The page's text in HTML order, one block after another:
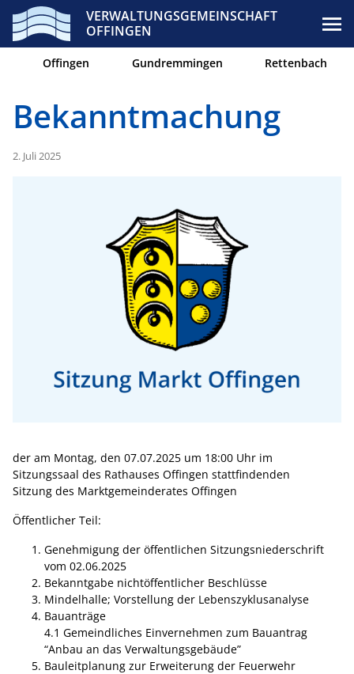
VERWALTUNGSGEMEINSCHAFT
OFFINGEN
Offingen Gundremmingen Rettenbach
Bekanntmachung
2. Juli 2025
der am Montag, den 07.07.2025 um 18:00 Uhr im
Sitzungssaal des Rathauses Offingen stattfindenden
Sitzung des Marktgemeinderates Offingen
Öffentlicher Teil:
Genehmigung der öffentlichen Sitzungsniederschrift
vom 02.06.2025
Bekanntgabe nichtöffentlicher Beschlüsse
Mindelhalle; Vorstellung der Lebenszyklusanalyse
Bauanträge
4.1 Gemeindliches Einvernehmen zum Bauantrag
“Anbau an das Verwaltungsgebäude”
Bauleitplanung zur Erweiterung der Feuerwehr